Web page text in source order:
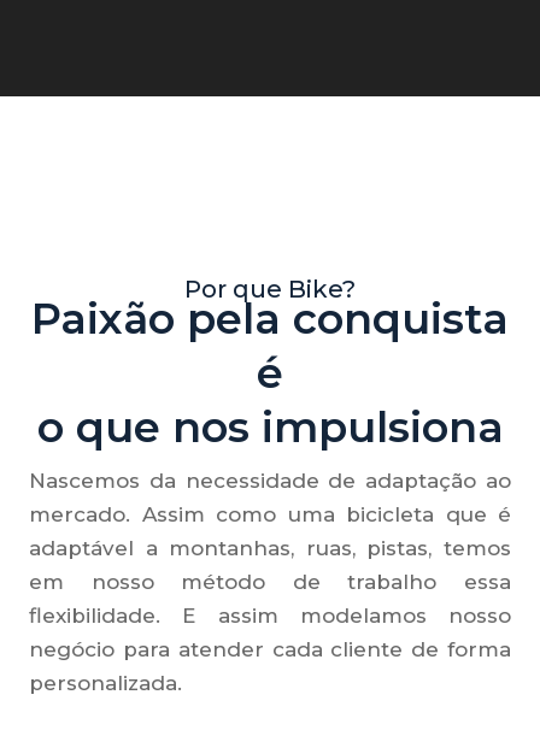
Growth Marketing.
Por que Bike?
Paixão pela conquista
é
o que nos impulsiona
Nascemos da necessidade de adaptação ao
mercado. Assim como uma bicicleta que é
adaptável a montanhas, ruas, pistas, temos
em nosso método de trabalho essa
flexibilidade. E assim modelamos nosso
negócio para atender cada cliente de forma
personalizada.